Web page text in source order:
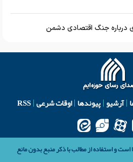
درباره جنگ اقتصادی دشمن
آرشیو پیوندها اوقات شرعی RSS
و استفاده از مطالب با ذکر منبع بدون مانع